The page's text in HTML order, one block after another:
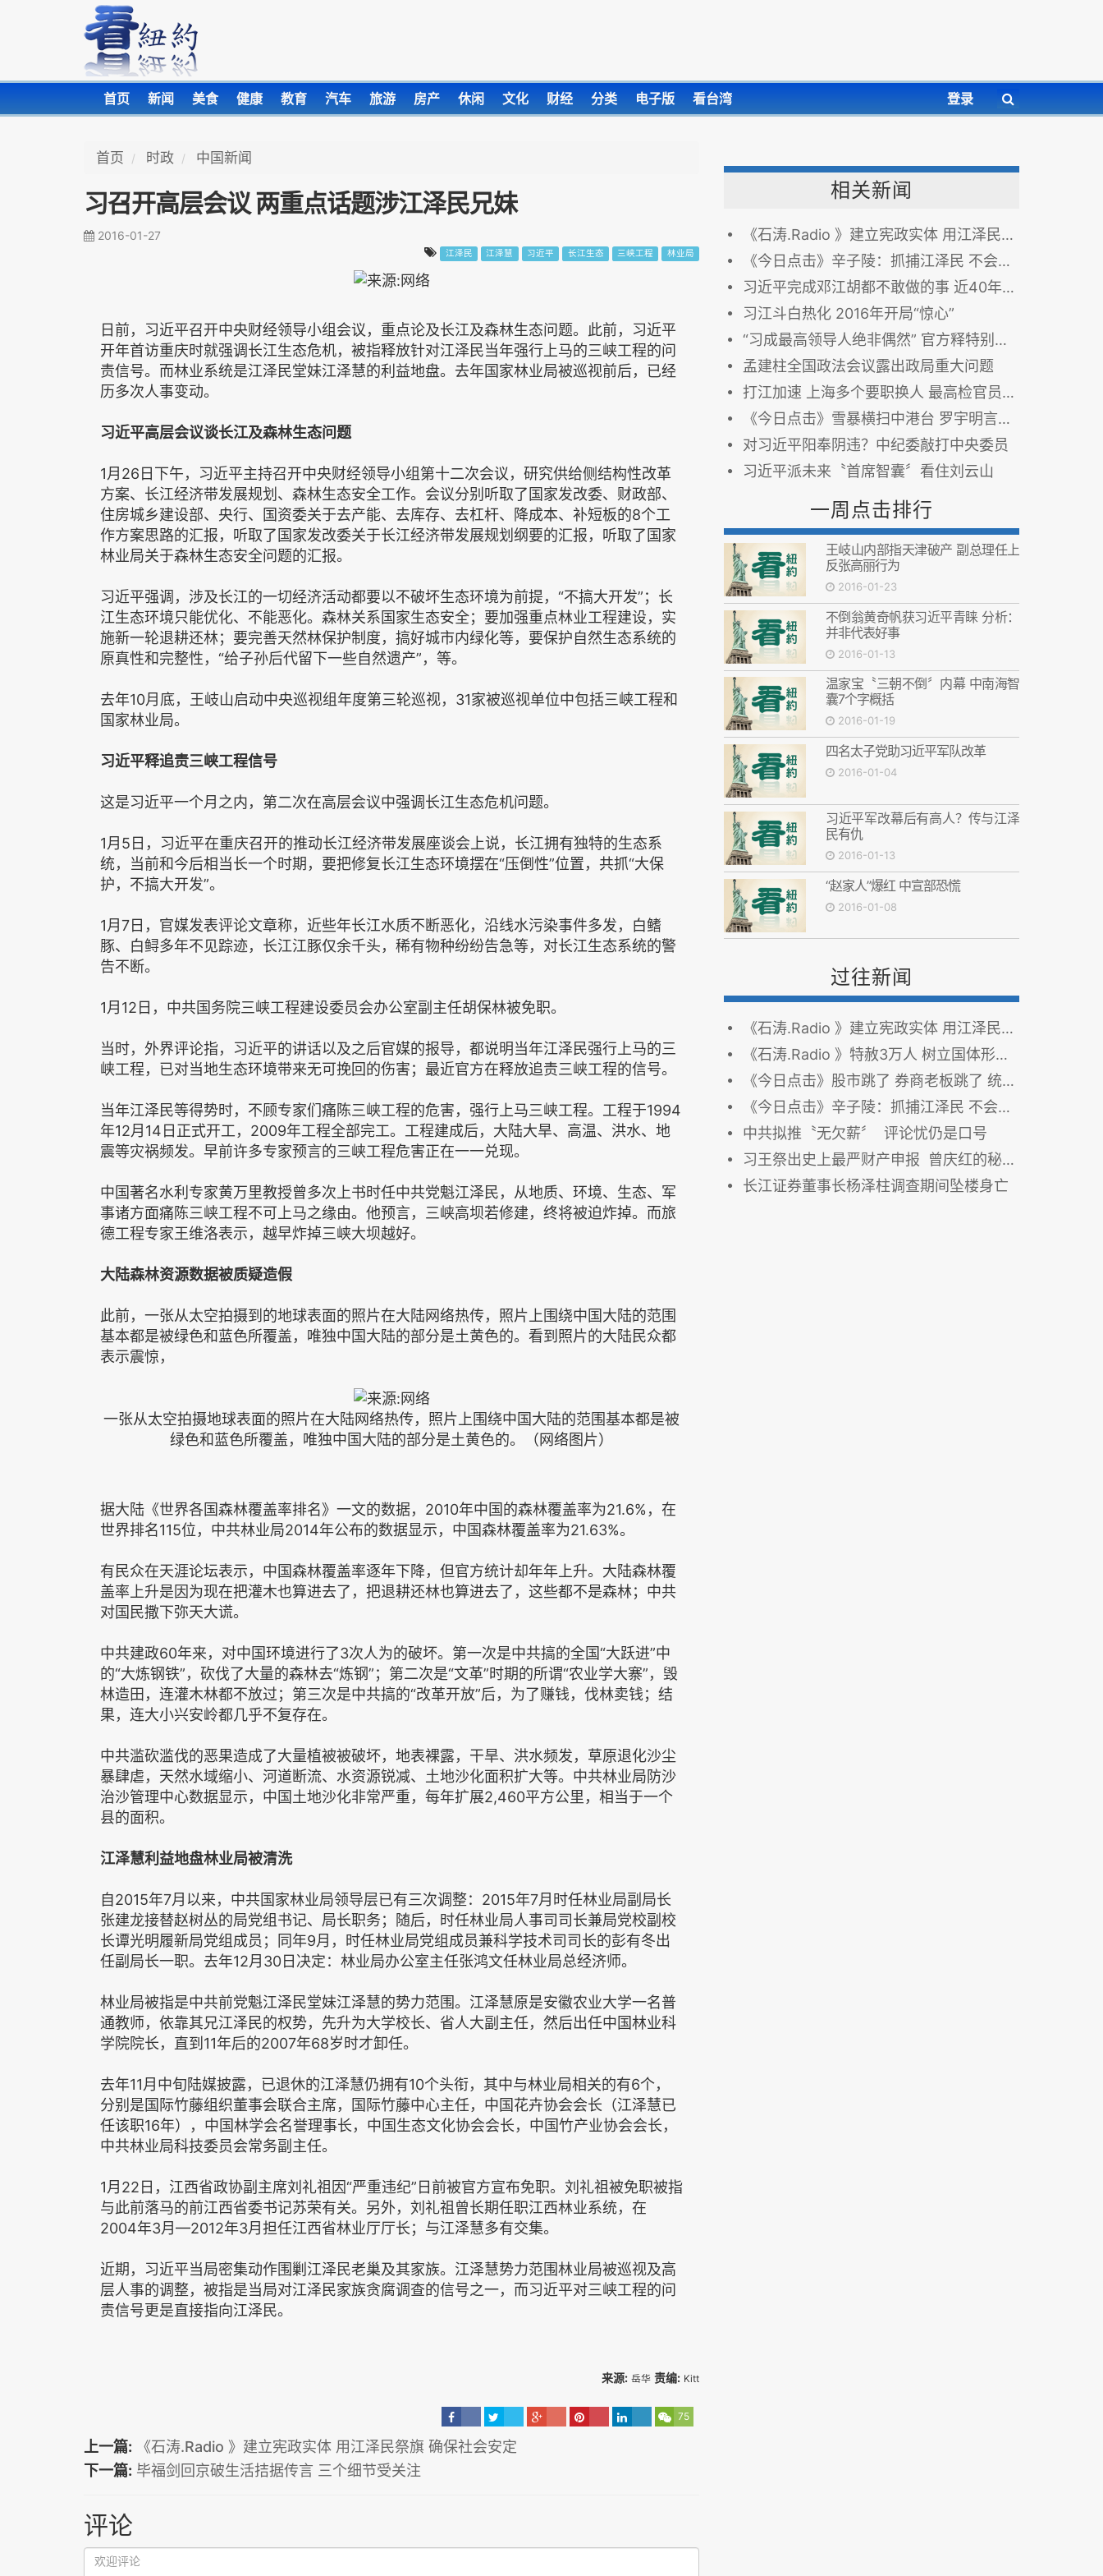
首页 新闻 美食 健康 教育 汽车 旅游 房产 休闲 文化 财经 分类 电子版 看台湾 登录
首页 时政 中国新闻
习召开高层会议 两重点话题涉江泽民兄妹
2016-01-27
江泽民 江泽慧 习近平 长江生态 三峡工程 林业局
日前，习近平召开中央财经领导小组会议，重点论及长江及森林生态问题。此前，习近平
开年首访重庆时就强调长江生态危机，被指释放针对江泽民当年强行上马的三峡工程的问
责信号。而林业系统是江泽民堂妹江泽慧的利益地盘。去年国家林业局被巡视前后，已经
历多次人事变动。
习近平高层会议谈长江及森林生态问题
1月26日下午，习近平主持召开中央财经领导小组第十二次会议，研究供给侧结构性改革
方案、长江经济带发展规划、森林生态安全工作。会议分别听取了国家发改委、财政部、
住房城乡建设部、央行、国资委关于去产能、去库存、去杠杆、降成本、补短板的8个工
作方案思路的汇报，听取了国家发改委关于长江经济带发展规划纲要的汇报，听取了国家
林业局关于森林生态安全问题的汇报。
习近平强调，涉及长江的一切经济活动都要以不破坏生态环境为前提，“不搞大开发”；长
江生态环境只能优化、不能恶化。森林关系国家生态安全；要加强重点林业工程建设，实
施新一轮退耕还林；要完善天然林保护制度，搞好城市内绿化等，要保护自然生态系统的
原真性和完整性，“给子孙后代留下一些自然遗产”，等。
去年10月底，王岐山启动中央巡视组年度第三轮巡视，31家被巡视单位中包括三峡工程和
国家林业局。
习近平释追责三峡工程信号
这是习近平一个月之内，第二次在高层会议中强调长江生态危机问题。
1月5日，习近平在重庆召开的推动长江经济带发展座谈会上说，长江拥有独特的生态系
统，当前和今后相当长一个时期，要把修复长江生态环境摆在“压倒性”位置，共抓“大保
护，不搞大开发”。
1月7日，官媒发表评论文章称，近些年长江水质不断恶化，沿线水污染事件多发，白鳍
豚、白鲟多年不见踪迹，长江江豚仅余千头，稀有物种纷纷告急等，对长江生态系统的警
告不断。
1月12日，中共国务院三峡工程建设委员会办公室副主任胡保林被免职。
当时，外界评论指，习近平的讲话以及之后官媒的报导，都说明当年江泽民强行上马的三
峡工程，已对当地生态环境带来无可挽回的伤害；最近官方在释放追责三峡工程的信号。
当年江泽民等得势时，不顾专家们痛陈三峡工程的危害，强行上马三峡工程。工程于1994
年12月14日正式开工，2009年工程全部完工。工程建成后，大陆大旱、高温、洪水、地
震等灾祸频发。早前许多专家预言的三峡工程危害正在一一兑现。
中国著名水利专家黄万里教授曾多次上书时任中共党魁江泽民，从地质、环境、生态、军
事诸方面痛陈三峡工程不可上马之缘由。他预言，三峡高坝若修建，终将被迫炸掉。而旅
德工程专家王维洛表示，越早炸掉三峡大坝越好。
大陆森林资源数据被质疑造假
此前，一张从太空拍摄到的地球表面的照片在大陆网络热传，照片上围绕中国大陆的范围
基本都是被绿色和蓝色所覆盖，唯独中国大陆的部分是土黄色的。看到照片的大陆民众都
表示震惊，
一张从太空拍摄地球表面的照片在大陆网络热传，照片上围绕中国大陆的范围基本都是被
绿色和蓝色所覆盖，唯独中国大陆的部分是土黄色的。（网络图片）
据大陆《世界各国森林覆盖率排名》一文的数据，2010年中国的森林覆盖率为21.6%，在
世界排名115位，中共林业局2014年公布的数据显示，中国森林覆盖率为21.63%。
有民众在天涯论坛表示，中国森林覆盖率逐年下降，但官方统计却年年上升。大陆森林覆
盖率上升是因为现在把灌木也算进去了，把退耕还林也算进去了，这些都不是森林；中共
对国民撒下弥天大谎。
中共建政60年来，对中国环境进行了3次人为的破坏。第一次是中共搞的全国“大跃进”中
的“大炼钢铁”，砍伐了大量的森林去“炼钢”；第二次是“文革”时期的所谓“农业学大寨”，毁
林造田，连灌木林都不放过；第三次是中共搞的“改革开放”后，为了赚钱，伐林卖钱；结
果，连大小兴安岭都几乎不复存在。
中共滥砍滥伐的恶果造成了大量植被被破坏，地表裸露，干旱、洪水频发，草原退化沙尘
暴肆虐，天然水域缩小、河道断流、水资源锐减、土地沙化面积扩大等。中共林业局防沙
治沙管理中心数据显示，中国土地沙化非常严重，每年扩展2,460平方公里，相当于一个
县的面积。
江泽慧利益地盘林业局被清洗
自2015年7月以来，中共国家林业局领导层已有三次调整：2015年7月时任林业局副局长
张建龙接替赵树丛的局党组书记、局长职务；随后，时任林业局人事司司长兼局党校副校
长谭光明履新局党组成员；同年9月，时任林业局党组成员兼科学技术司司长的彭有冬出
任副局长一职。去年12月30日决定：林业局办公室主任张鸿文任林业局总经济师。
林业局被指是中共前党魁江泽民堂妹江泽慧的势力范围。江泽慧原是安徽农业大学一名普
通教师，依靠其兄江泽民的权势，先升为大学校长、省人大副主任，然后出任中国林业科
学院院长，直到11年后的2007年68岁时才卸任。
去年11月中旬陆媒披露，已退休的江泽慧仍拥有10个头衔，其中与林业局相关的有6个，
分别是国际竹藤组织董事会联合主席，国际竹藤中心主任，中国花卉协会会长（江泽慧已
任该职16年），中国林学会名誉理事长，中国生态文化协会会长，中国竹产业协会会长，
中共林业局科技委员会常务副主任。
1月22日，江西省政协副主席刘礼祖因“严重违纪”日前被官方宣布免职。刘礼祖被免职被指
与此前落马的前江西省委书记苏荣有关。另外，刘礼祖曾长期任职江西林业系统，在
2004年3月—2012年3月担任江西省林业厅厅长；与江泽慧多有交集。
近期，习近平当局密集动作围剿江泽民老巢及其家族。江泽慧势力范围林业局被巡视及高
层人事的调整，被指是当局对江泽民家族贪腐调查的信号之一，而习近平对三峡工程的问
责信号更是直接指向江泽民。
来源: 岳华 责编: Kitt
75
上一篇:
《石涛.Radio 》建立宪政实体 用江泽民祭旗 确保社会安定
下一篇: 毕福剑回京破生活拮据传言 三个细节受关注
评论
相关新闻
《石涛.Radio 》建立宪政实体 用江泽民祭旗 确保社会安定
《今日点击》辛子陵：抓捕江泽民 不会拖很久
习近平完成邓江胡都不敢做的事 近40年首次特赦
习江斗白热化 2016年开局“惊心”
“习成最高领导人绝非偶然” 官方释特别信号
孟建柱全国政法会议露出政局重大问题
打江加速 上海多个要职换人 最高检官员空降
《今日点击》雪暴横扫中港台 罗宇明言江泽民曾庆红已经被抓
对习近平阳奉阴违？中纪委敲打中央委员
习近平派未来〝首席智囊〞看住刘云山
一周点击排行
王岐山内部指天津破产 副总理任上
反张高丽行为
2016-01-23
不倒翁黄奇帆获习近平青睐 分析：
并非代表好事
2016-01-13
温家宝〝三朝不倒〞内幕 中南海智
囊7个字概括
2016-01-19
四名太子党助习近平军队改革
2016-01-04
习近平军改幕后有高人？传与江泽
民有仇
2016-01-13
“赵家人”爆红 中宣部恐慌
2016-01-08
过往新闻
《石涛.Radio 》建立宪政实体 用江泽民祭旗 确保社会安定
《石涛.Radio 》特赦3万人 树立国体形象 “剑道在剑外”
《今日点击》股市跳了 券商老板跳了 统计局长抓了
《今日点击》辛子陵：抓捕江泽民 不会拖很久
中共拟推〝无欠薪〞 评论忧仍是口号
习王祭出史上最严财产申报 曾庆红的秘密难保
长江证券董事长杨泽柱调查期间坠楼身亡